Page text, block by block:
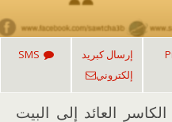
إرسال كبريد
إلكتروني
SMS
العائد إلى البيت